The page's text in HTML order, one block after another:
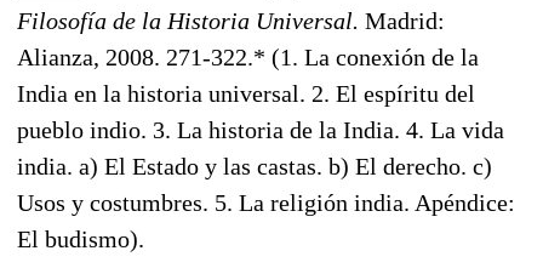
Filosofía de la Historia Universal. Madrid:
Alianza, 2008. 271-322.* (1. La conexión de la
India en la historia universal. 2. El espíritu del
pueblo indio. 3. La historia de la India. 4. La vida
india. a) El Estado y las castas. b) El derecho. c)
Usos y costumbres. 5. La religión india. Apéndice:
El budismo).